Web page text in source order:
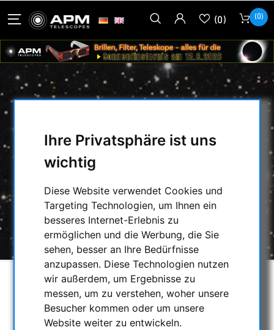
Ihre Privatsphäre ist uns
wichtig
Diese Website verwendet Cookies und
Targeting Technologien, um Ihnen ein
besseres Internet-Erlebnis zu
ermöglichen und die Werbung, die Sie
sehen, besser an Ihre Bedürfnisse
anzupassen. Diese Technologien nutzen
wir außerdem, um Ergebnisse zu
messen, um zu verstehen, woher unsere
Besucher kommen oder um unsere
Website weiter zu entwickeln.
(0) (0)
MONTIERUNG
SECONDHAND & LAGERBESTAND
LAGERLISTE /
ZUBEHÖR FÜR MONTIERUNGEN: /
ROWAN SCHWENK-NEIGE-GRIFFHALTERUNG
FÜR AZ100 MONTIERUNG